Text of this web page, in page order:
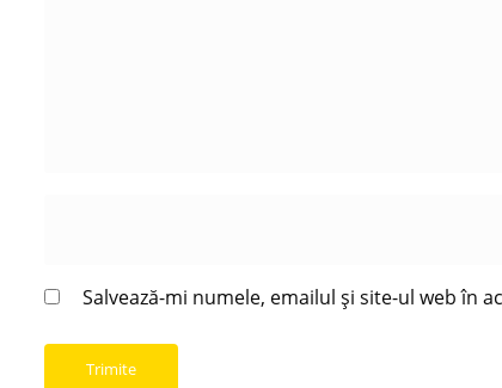
Salvează-mi numele, emailul și site-ul web în